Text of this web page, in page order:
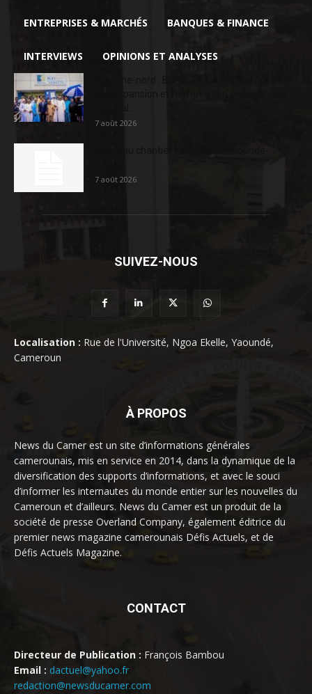
ENTREPRISES & MARCHÉS BANQUES & FINANCE
INTERVIEWS OPINIONS ET ANALYSES
7 août 2026
7 août 2026
SUIVEZ-NOUS
Localisation : Rue de l'Université, Ngoa Ekelle, Yaoundé,
Cameroun
À PROPOS
News du Camer est un site d’informations générales
camerounais, mis en service en 2014, dans la dynamique de la
diversification des supports d’informations, et avec le souci
d’informer les internautes du monde entier sur les nouvelles du
Cameroun et d’ailleurs. News du Camer est un produit de la
société de presse Overland Company, également éditrice du
premier news magazine camerounais Défis Actuels, et de
Défis Actuels Magazine.
CONTACT
Directeur de Publication : François Bambou
Email : dactuel@yahoo.fr
redaction@newsducamer.com